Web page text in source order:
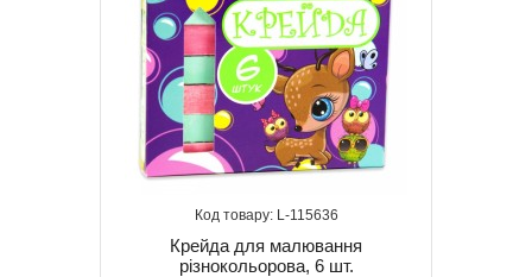
115636
Крейда для малювання
різнокольорова, 6 шт.